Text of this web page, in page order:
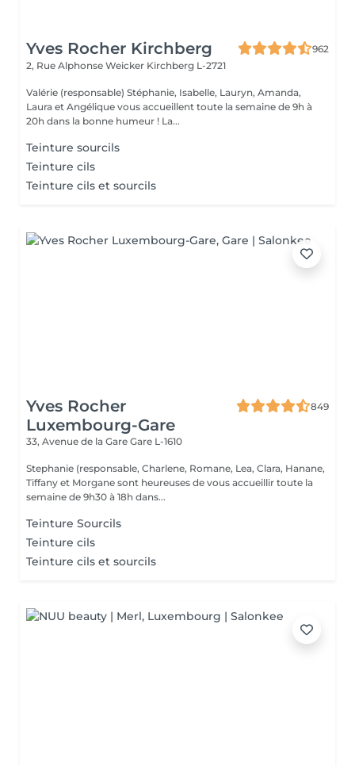
Yves Rocher Kirchberg
962
2, Rue Alphonse Weicker Kirchberg L-2721
Valérie (responsable) Stéphanie, Isabelle, Lauryn, Amanda,
Laura et Angélique vous accueillent toute la semaine de 9h à
20h dans la bonne humeur ! La...
Teinture sourcils
Teinture cils
Teinture cils et sourcils
Yves Rocher
Luxembourg-Gare
849
33, Avenue de la Gare Gare L-1610
Stephanie (responsable, Charlene, Romane, Lea, Clara, Hanane,
Tiffany et Morgane sont heureuses de vous accueillir toute la
semaine de 9h30 à 18h dans...
Teinture Sourcils
Teinture cils
Teinture cils et sourcils